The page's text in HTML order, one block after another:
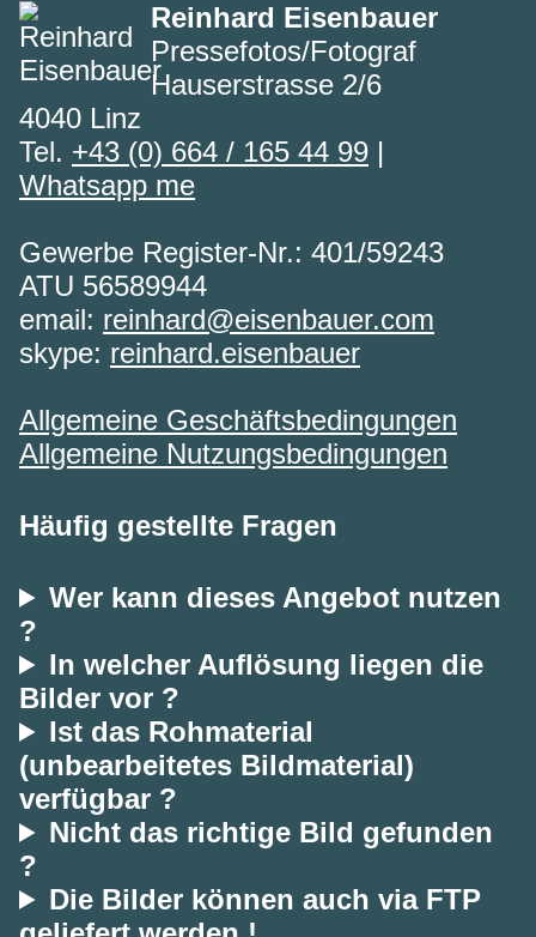
Reinhard Eisenbauer
Pressefotos/Fotograf
Hauserstrasse 2/6
4040 Linz
Tel. +43 (0) 664 / 165 44 99 |
Whatsapp me
Gewerbe Register-Nr.: 401/59243
ATU 56589944
email: reinhard@eisenbauer.com
skype: reinhard.eisenbauer
Allgemeine Geschäftsbedingungen
Allgemeine Nutzungsbedingungen
Häufig gestellte Fragen
Wer kann dieses Angebot nutzen
?
In welcher Auflösung liegen die
Bilder vor ?
Ist das Rohmaterial
(unbearbeitetes Bildmaterial)
verfügbar ?
Nicht das richtige Bild gefunden
?
Die Bilder können auch via FTP